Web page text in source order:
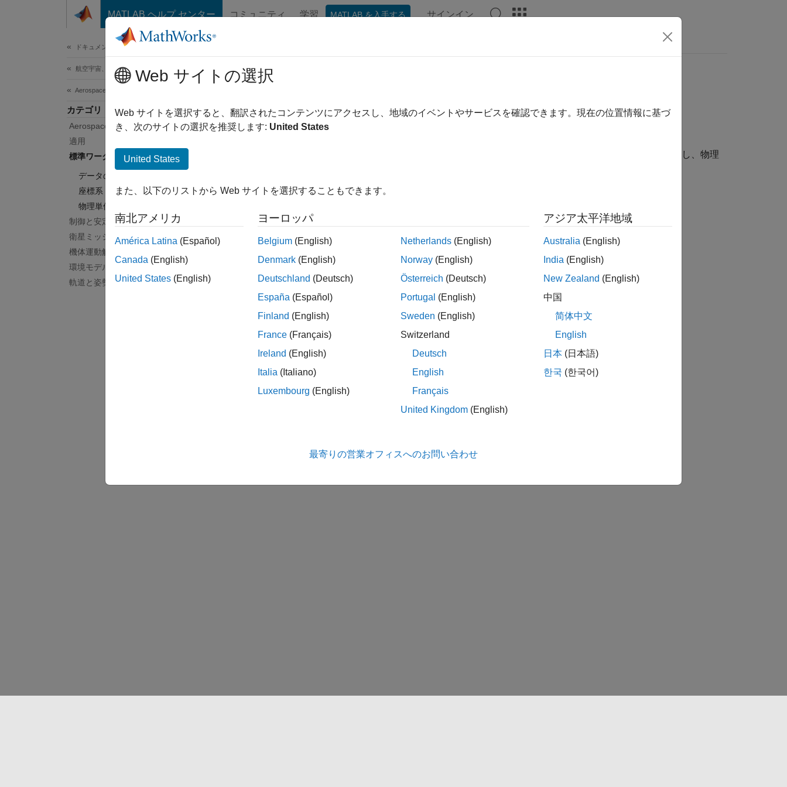
コンテンツへスキップ
MATLAB ヘルプ センター コミュニティ 学習 MATLAB を入手する サインイン
ドキュメンテーションのホーム
航空宇宙、防衛
Aerospace Toolbox
カテゴリ
Aerospace Toolbox を使い始める
適用
標準ワークフロー手順
データのインポート
座標系
物理単位と時間単位の変換
制御と安定性の分析
衛星ミッション解析
機体運動解析
環境モデル
軌道と姿勢を可視化する
このページは機械翻訳を使用して翻訳されました。最新版の英語を参照するには、ここをクリックします。
標準ワークフロー手順
空気力学的係数と宇宙天気データをインポートし、モデル全体で単位を標準化し、空間表現と座標系を変換し、物理
カテゴリ
データのインポート
DATCOMデータをMATLAB
環境にインポートする
座標系
質量、圧力、密度などの単位の変換、および時間の計算
この情報は役に立ちましたか？
Web サイトの選択
Web サイトを選択すると、翻訳されたコンテンツにアクセスし、地域のイベントやサービスを確認できます。現在の位置情報に基づ
き、次のサイトの選択を推奨します: United States
United States
また、以下のリストから Web サイトを選択することもできます。
南北アメリカ
América Latina (Español)
Canada (English)
United States (English)
ヨーロッパ
Belgium (English)
Denmark (English)
Deutschland (Deutsch)
España (Español)
Finland (English)
France (Français)
Ireland (English)
Italia (Italiano)
Luxembourg (English)
Netherlands (English)
Norway (English)
Österreich (Deutsch)
Portugal (English)
Sweden (English)
Switzerland
Deutsch
English
Français
United Kingdom (English)
アジア太平洋地域
Australia (English)
India (English)
New Zealand (English)
中国
简体中文
English
日本 (日本語)
한국 (한국어)
最寄りの営業オフィスへのお問い合わせ